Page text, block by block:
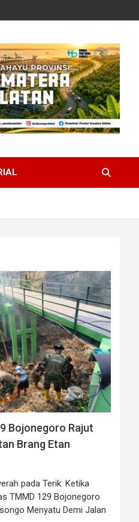
Bojonegoro Rajut
Brang Etan
pada Terik: Ketika
TMMD 129 Bojonegoro
Menyatu Demi Jalan